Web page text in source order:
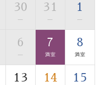
流しの温泉の質を楽し
いやされるプライベー
30
—
31
—
1
—
6
—
7
満室
8
満室
13 14 15